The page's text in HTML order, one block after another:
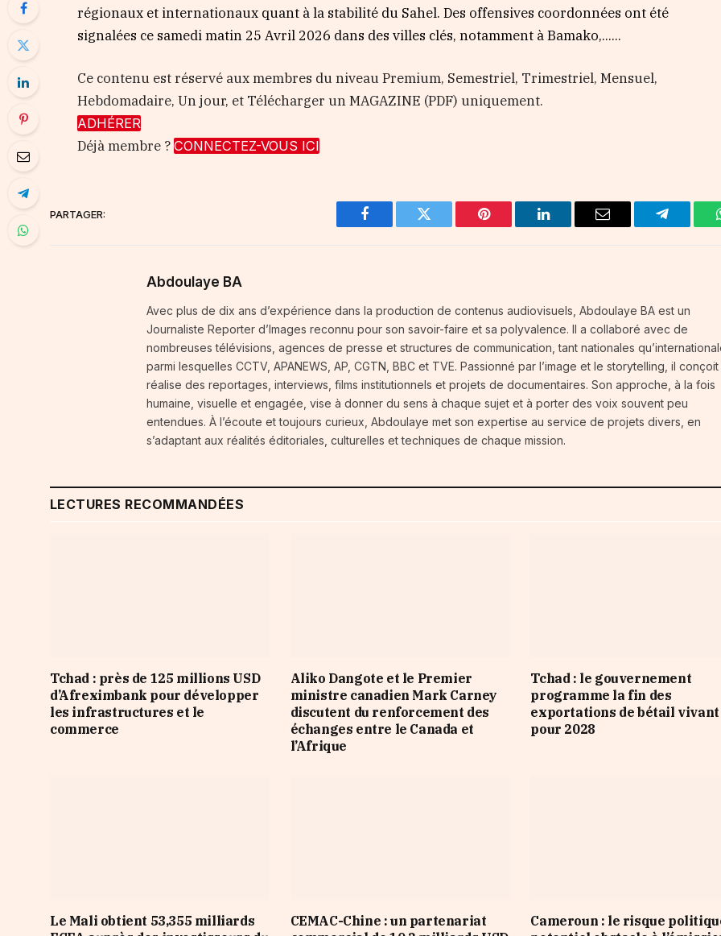
régionaux et internationaux quant à la stabilité du Sahel. Des offensives coordonnées ont été
signalées ce samedi matin 25 Avril 2026 dans des villes clés, notamment à Bamako,…...
Ce contenu est réservé aux membres du niveau Premium, Semestriel, Trimestriel, Mensuel,
Hebdomadaire, Un jour, et Télécharger un MAGAZINE (PDF) uniquement.
ADHÉRER
Déjà membre ?CONNECTEZ-VOUS ICI
PARTAGER:
Facebook Twitter Pinterest LinkedIn Email Telegram
Abdoulaye BA
Avec plus de dix ans d’expérience dans la production de contenus audiovisuels, Abdoulaye BA est un
Journaliste Reporter d’Images reconnu pour son savoir-faire et sa polyvalence. Il a collaboré avec de
nombreuses télévisions, agences de presse et structures de communication, tant nationales
parmi lesquelles CCTV, APANEWS, AP, CGTN, BBC et TVE. Passionné par l’image et le storytelling, il
réalise des reportages, interviews, films institutionnels et projets de documentaires. Son approche, à la fois
humaine, visuelle et engagée, vise à donner du sens à chaque sujet et à porter des voix souvent peu
entendues. À l’écoute et toujours curieux, Abdoulaye met son expertise au service de projets divers, en
s’adaptant aux réalités éditoriales, culturelles et techniques de chaque mission.
LECTURES RECOMMANDÉES
Tchad : près de 125 millions USD
d’Afreximbank pour développer
les infrastructures et le
commerce
Aliko Dangote et le Premier
ministre canadien Mark Carney
discutent du renforcement des
échanges entre le Canada et
l’Afrique
Tchad : le gouvernement
programme la fin des
exportations de bétail vivant
pour 2028
Le Mali obtient 53,355 milliards
CEMAC-Chine : un partenariat
Cameroun : le risque